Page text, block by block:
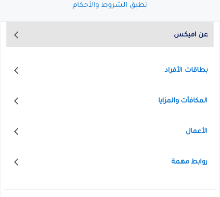
تطبق الشروط والأحكام
عن اميكس
بطاقات الأفراد
المكافأت والمزايا
الأعمال
روابط مهمة